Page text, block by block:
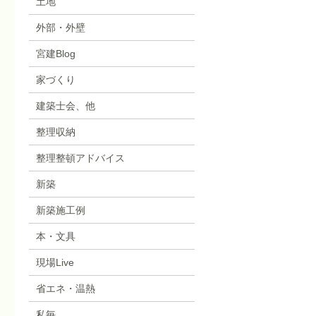
外部・外壁
宮建Blog
家づくり
建築士会、他
整理収納
整理整頓アドバイス
新築
新築施工例
本・文具
現場Live
省エネ・温熱